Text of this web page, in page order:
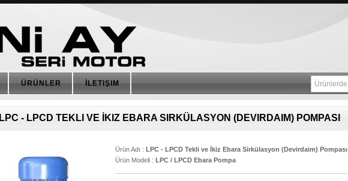
ÜRÜNLER İLETIŞIM
LPC - LPCD TEKLI VE İKIZ EBARA SIRKÜLASYON (DEVIRDAIM) POMPASI
Ürün Adı : LPC - LPCD Tekli ve İkiz Ebara Sirkülasyon (Devirdaim) Pompası
Ürün Modeli : LPC / LPCD Ebara Pompa